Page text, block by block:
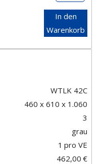
In den
Warenkorb
WTLK 42C
460 x 610 x 1.060
3
grau
1 pro VE
462,00 €